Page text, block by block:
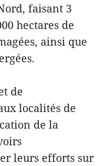
faisant 3
hectares de
ainsi que
de
localités de
de la
leurs efforts sur